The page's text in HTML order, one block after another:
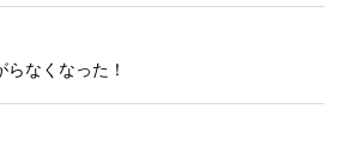
なくなった！